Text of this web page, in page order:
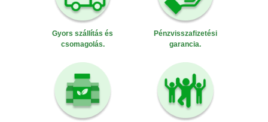
Gyors szállítás és
csomagolás.
Pénzvisszafizetési
garancia.